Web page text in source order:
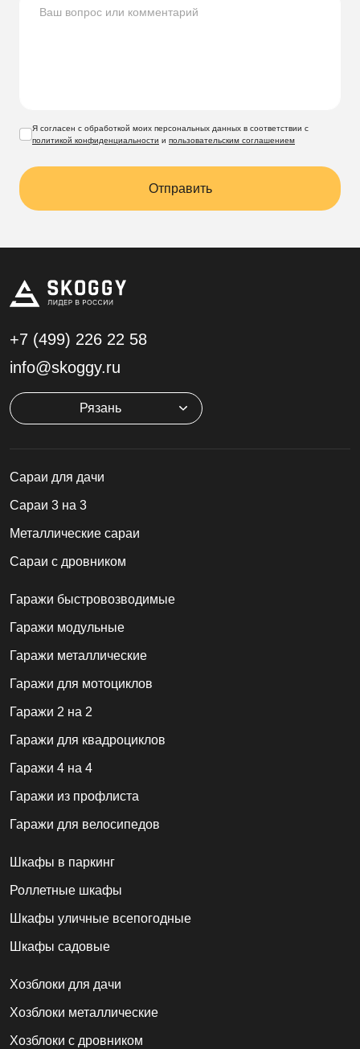
Я согласен с обработкой моих персональных данных в соответствии с
политикой конфиденциальности и пользовательским соглашением
Отправить
+7 (499) 226 22 58
info@skoggy.ru
Рязань
Cараи для дачи
Сараи 3 на 3
Металлические сараи
Сараи с дровником
Гаражи быстровозводимые
Гаражи модульные
Гаражи металлические
Гаражи для мотоциклов
Гаражи 2 на 2
Гаражи для квадроциклов
Гаражи 4 на 4
Гаражи из профлиста
Гаражи для велосипедов
Шкафы в паркинг
Роллетные шкафы
Шкафы уличные всепогодные
Шкафы садовые
Хозблоки для дачи
Хозблоки металлические
Хозблоки с дровником